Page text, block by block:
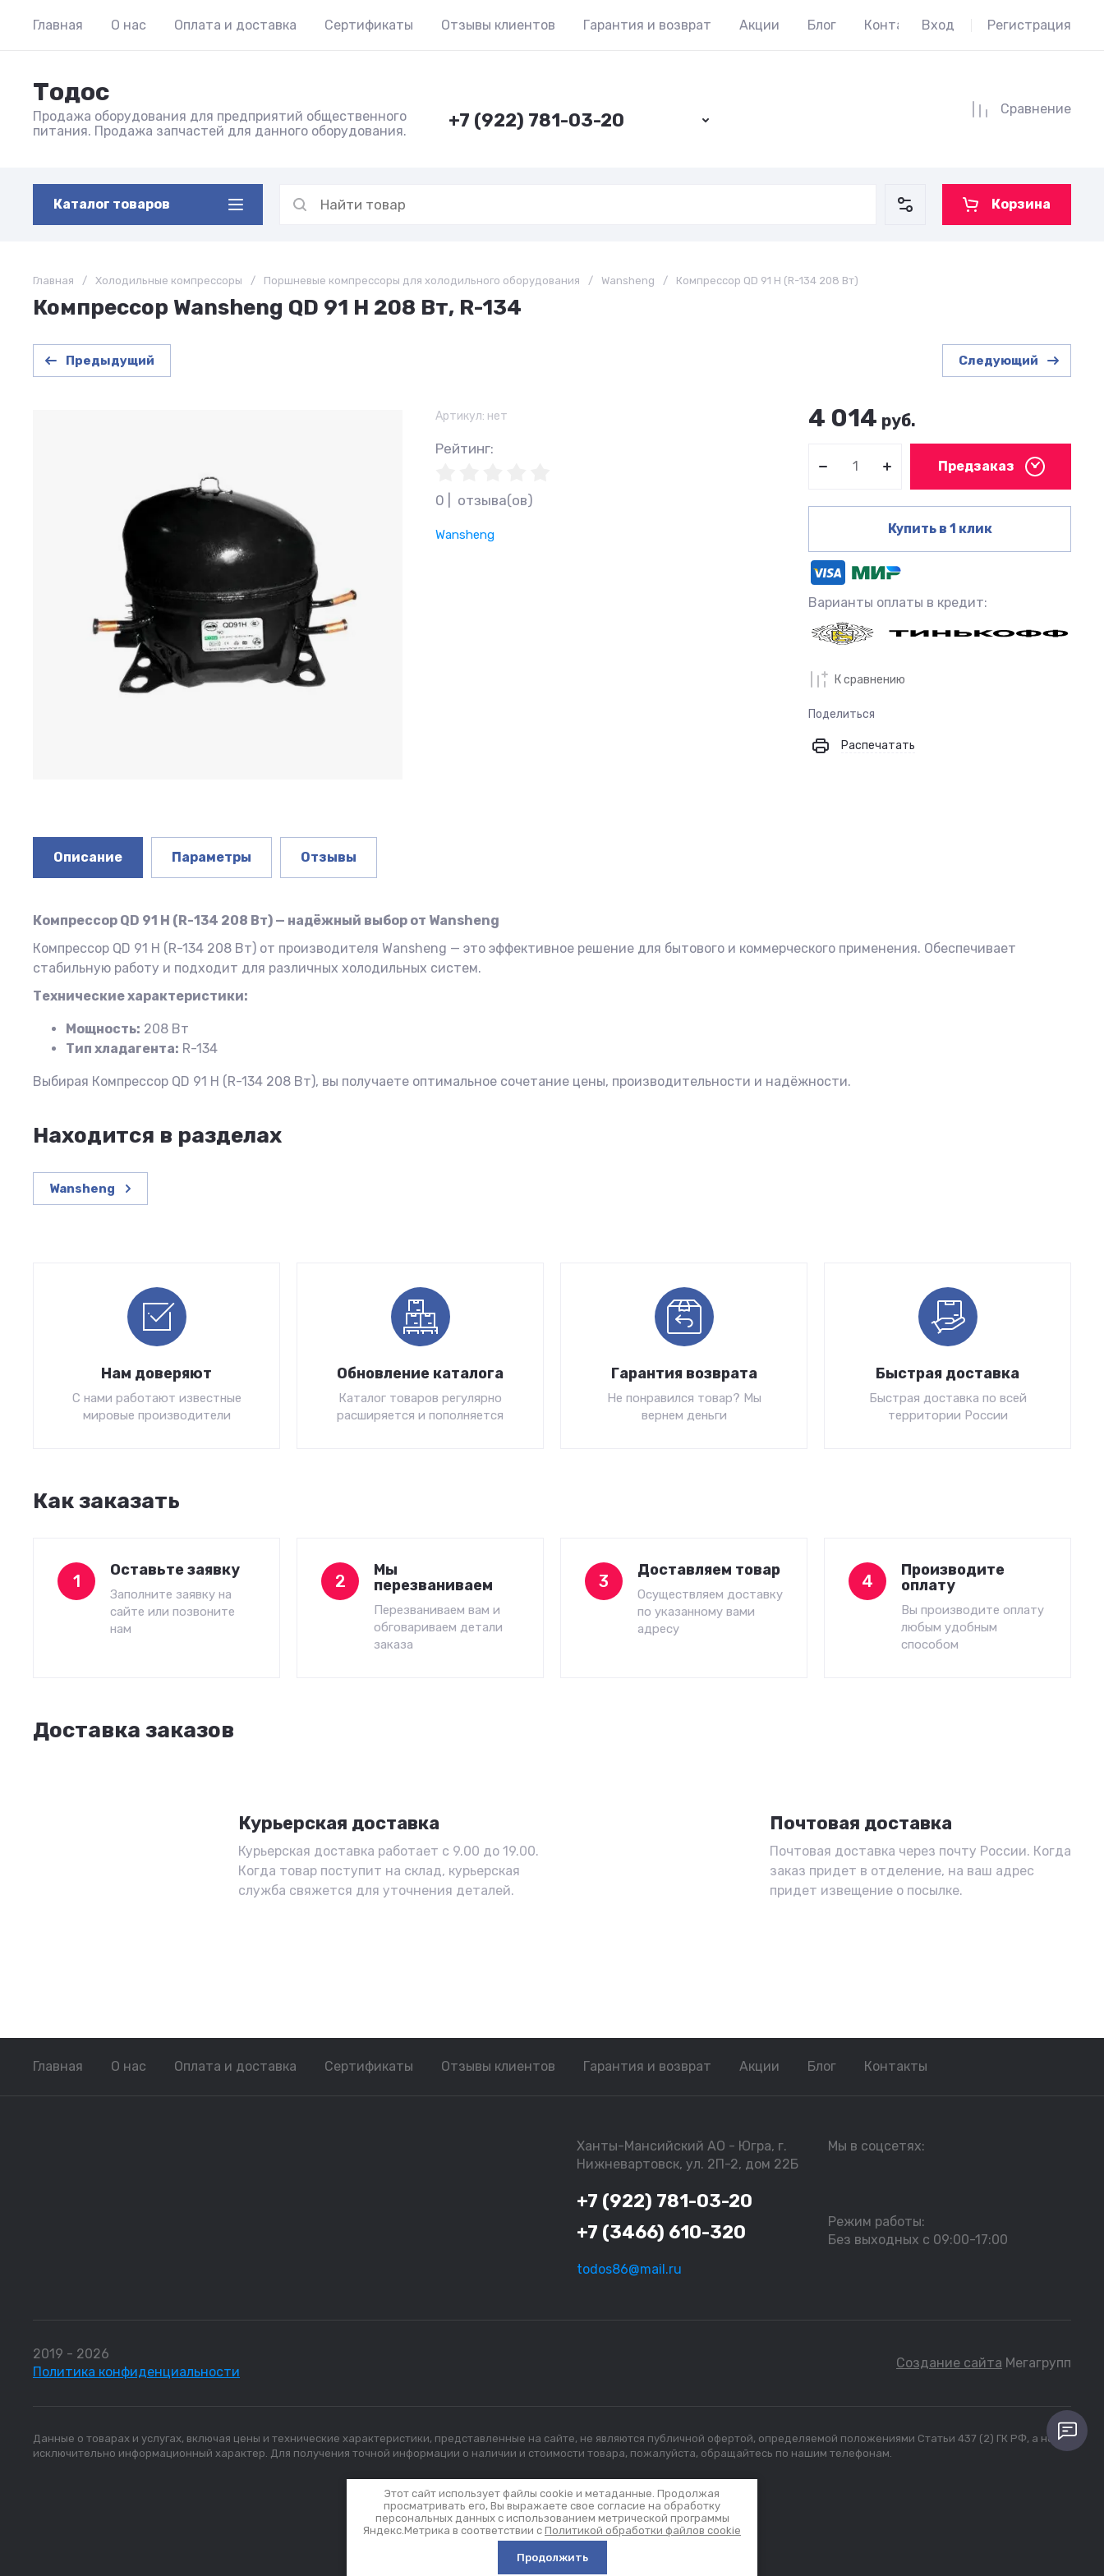
Главная О нас Оплата и доставка Сертификаты Отзывы клиентов Гарантия и возврат Акции Блог КонтактыВход Регистрация
Тодос
Продажа оборудования для предприятий общественного
питания. Продажа запчастей для данного оборудования.
+7 (922) 781-03-20
Сравнение
Каталог товаров Корзина
Главная / Холодильные компрессоры / Поршневые компрессоры для холодильного оборудования / Wansheng / Компрессор QD 91 H (R-134 208 Вт)
Компрессор Wansheng QD 91 H 208 Вт, R-134
Предыдущий Следующий
Артикул: нет
Рейтинг:
0 |  отзыва(ов)
Wansheng
4 014 руб.
Предзаказ
Купить в 1 клик
Варианты оплаты в кредит:
К сравнению
Поделиться
Распечатать
Описание Параметры Отзывы
Компрессор QD 91 H (R-134 208 Вт) — надёжный выбор от Wansheng
Компрессор QD 91 H (R-134 208 Вт) от производителя Wansheng — это эффективное решение для бытового и коммерческого применения. Обеспечивает
стабильную работу и подходит для различных холодильных систем.
Технические характеристики:
Мощность: 208 Вт
Тип хладагента: R-134
Выбирая Компрессор QD 91 H (R-134 208 Вт), вы получаете оптимальное сочетание цены, производительности и надёжности.
Находится в разделах
Wansheng
Нам доверяют
С нами работают известные
мировые производители
Обновление каталога
Каталог товаров регулярно
расширяется и пополняется
Гарантия возврата
Не понравился товар? Мы
вернем деньги
Быстрая доставка
Быстрая доставка по всей
территории России
Как заказать
1
Оставьте заявку
Заполните заявку на
сайте или позвоните
нам
2
Мы
перезваниваем
Перезваниваем вам и
обговариваем детали
заказа
3
Доставляем товар
Осуществляем доставку
по указанному вами
адресу
4
Производите
оплату
Вы производите оплату
любым удобным
способом
Доставка заказов
Курьерская доставка
Курьерская доставка работает с 9.00 до 19.00.
Когда товар поступит на склад, курьерская
служба свяжется для уточнения деталей.
Почтовая доставка
Почтовая доставка через почту России. Когда
заказ придет в отделение, на ваш адрес
придет извещение о посылке.
Главная О нас Оплата и доставка Сертификаты Отзывы клиентов Гарантия и возврат Акции Блог Контакты
Ханты-Мансийский АО - Югра, г.
Нижневартовск, ул. 2П-2, дом 22Б
+7 (922) 781-03-20
+7 (3466) 610-320
todos86@mail.ru
Мы в соцсетях:
Режим работы:
Без выходных с 09:00-17:00
2019 - 2026
Политика конфиденциальности
Создание сайта Мегагрупп
Данные о товарах и услугах, включая цены и технические характеристики, представленные на сайте, не являются публичной офертой, определяемой положениями Статьи 437 (2) ГК РФ, а носят
исключительно информационный характер. Для получения точной информации о наличии и стоимости товара, пожалуйста, обращайтесь по нашим телефонам.
Этот сайт использует файлы cookie и метаданные. Продолжая
просматривать его, Вы выражаете свое согласие на обработку
персональных данных с использованием метрической программы
Яндекс.Метрика в соответствии с Политикой обработки файлов cookie
Продолжить